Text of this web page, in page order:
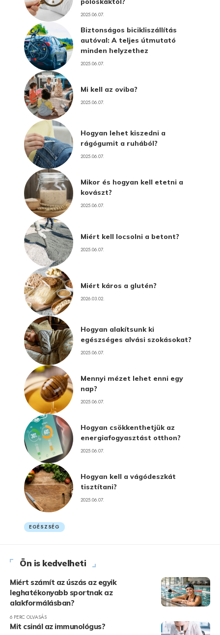
2025.06.07.
Biztonságos bicikliszállítás
autóval: A teljes útmutató
minden helyzethez
2025.06.07.
Mi kell az oviba?
2025.06.07.
Hogyan lehet kiszedni a
rágógumit a ruhából?
2025.06.07.
Mikor és hogyan kell etetni a
kovászt?
2025.06.07.
Miért kell locsolni a betont?
2025.06.07.
Miért káros a glutén?
2026.03.02.
Hogyan alakítsunk ki
egészséges alvási szokásokat?
2025.06.07.
Mennyi mézet lehet enni egy
nap?
2025.06.07.
Hogyan csökkenthetjük az
energiafogyasztást otthon?
2025.06.07.
Hogyan kell a vágódeszkát
tisztítani?
2025.06.07.
EGÉSZSÉG
Ön is kedvelheti
Miért számít az úszás az egyik
leghatékonyabb sportnak az
alakformálásban?
6 PERC OLVASÁS
Mit csinál az immunológus?